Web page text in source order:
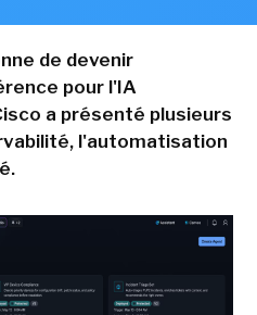
de devenir
pour l'IA
a présenté plusieurs
l'automatisation